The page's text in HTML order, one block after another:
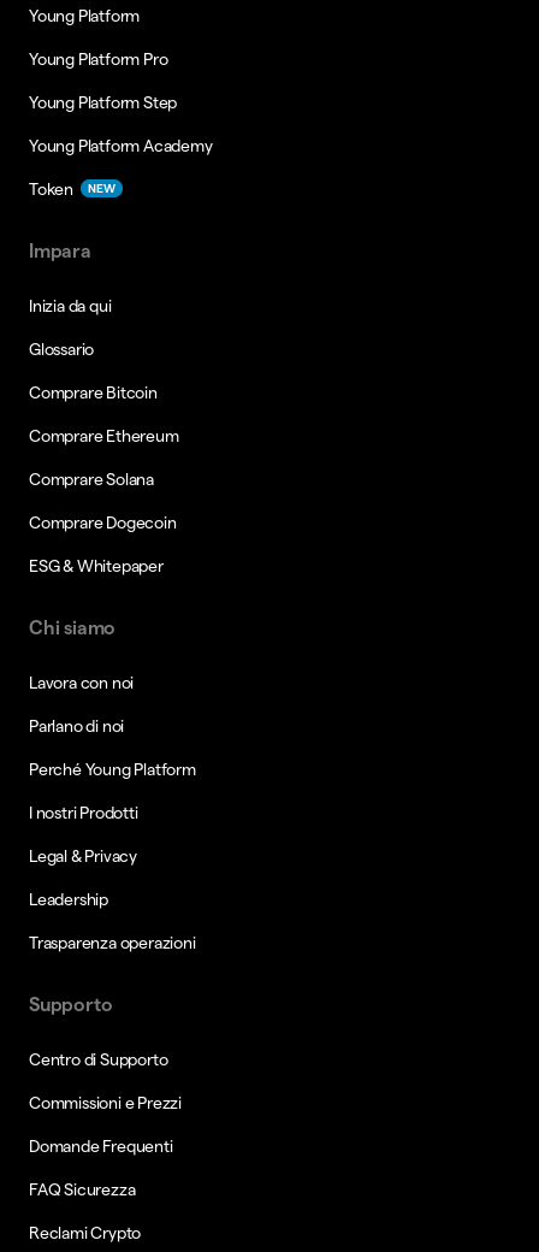
Young Platform
Young Platform Pro
Young Platform Step
Young Platform Academy
Token NEW
Impara
Inizia da qui
Glossario
Comprare Bitcoin
Comprare Ethereum
Comprare Solana
Comprare Dogecoin
ESG & Whitepaper
Chi siamo
Lavora con noi
Parlano di noi
Perché Young Platform
I nostri Prodotti
Legal & Privacy
Leadership
Trasparenza operazioni
Supporto
Centro di Supporto
Commissioni e Prezzi
Domande Frequenti
FAQ Sicurezza
Reclami Crypto